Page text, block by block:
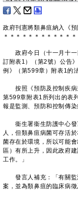
政府刊憲將類鼻疽納入《
＊ ＊ ＊ ＊ ＊ ＊ ＊ ＊ ＊ ＊ ＊ ＊
政府今日（十一月十一
訂附表1）（第2號）公告
例》（第599章）附表1的
按照《預防及控制疾病
第599章附表1所列出的表
報是監測、預防和控制傳染
衞生署衞生防護中心發
人，但類鼻疽病菌可存活
菌存在於環境，所以可能
區）有所上升，因此政府
工作。」
發言人補充：「有關監
案，並為類鼻疽的臨床病